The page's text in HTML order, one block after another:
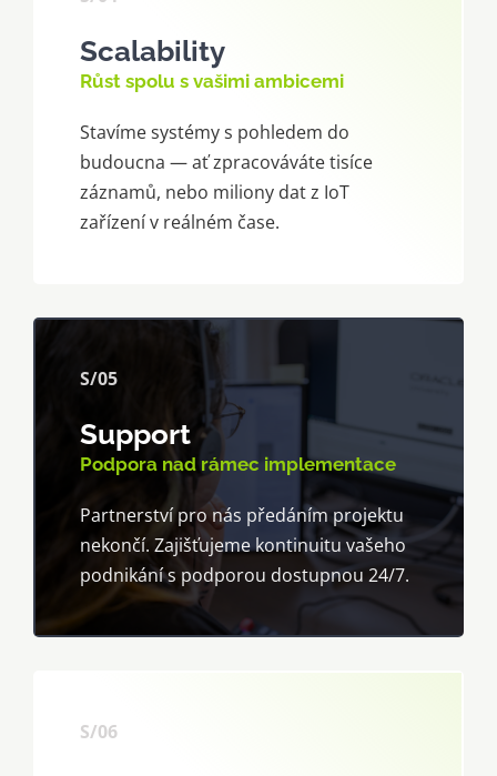
Scalability
Růst spolu s vašimi ambicemi
Stavíme systémy s pohledem do
budoucna — ať zpracováváte tisíce
záznamů, nebo miliony dat z IoT
zařízení v reálném čase.
S/05
Support
Podpora nad rámec implementace
Partnerství pro nás předáním projektu
nekončí. Zajišťujeme kontinuitu vašeho
podnikání s podporou dostupnou 24/7.
S/06